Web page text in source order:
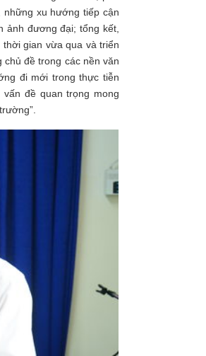
xu hướng tiếp cận
ảnh đương đại; tổng kết,
gian vừa qua và triển
đề trong các nền văn
đi mới trong thực tiễn
đề quan trọng mong